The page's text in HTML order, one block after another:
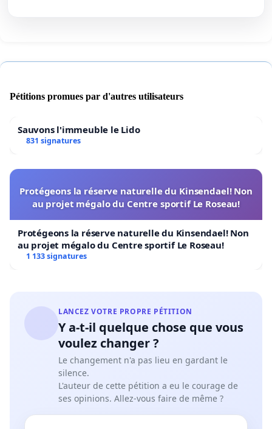
Pétitions promues par d'autres utilisateurs
Sauvons l'immeuble le Lido
831 signatures
Protégeons la réserve naturelle du Kinsendael! Non
au projet mégalo du Centre sportif Le Roseau!
Protégeons la réserve naturelle du Kinsendael! Non
au projet mégalo du Centre sportif Le Roseau!
1 133 signatures
LANCEZ VOTRE PROPRE PÉTITION
Y a-t-il quelque chose que vous
voulez changer ?
Le changement n'a pas lieu en gardant le
silence.
L'auteur de cette pétition a eu le courage de
ses opinions. Allez-vous faire de même ?